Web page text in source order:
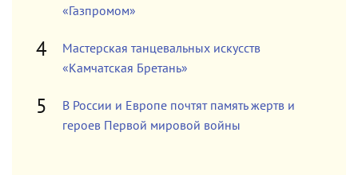
«Газпромом»
Мастерская танцевальных искусств
«Камчатская Бретань»
В России и Европе почтят память жертв и
героев Первой мировой войны